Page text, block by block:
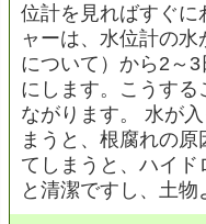
位計を見ればすぐに
ャーは、水位計の
について）から2～
にします。こうす
ながります。 水が
まうと、根腐れの
てしまうと、ハイド
と清潔ですし、土物